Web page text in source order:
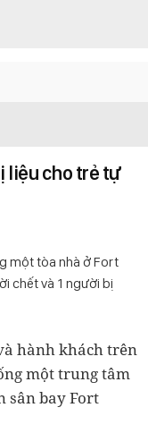
liệu cho trẻ tự
một tòa nhà ở Fort
chết và 1 người bị
hành khách trên
một trung tâm
sân bay Fort